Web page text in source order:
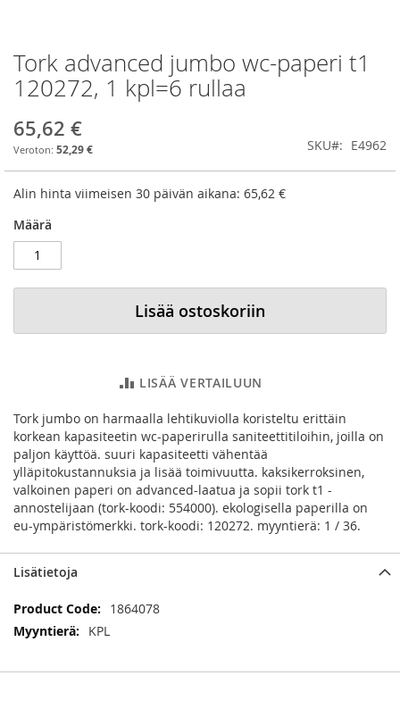
Skip
to
the
of
the
Tork advanced jumbo wc-paperi t1
120272, 1 kpl=6 rullaa
65,62 €
52,29 € SKU E4962
Alin hinta viimeisen 30 päivän aikana: 65,62 €
Määrä
Lisää ostoskoriin
LISÄÄ VERTAILUUN
Tork jumbo on harmaalla lehtikuviolla koristeltu erittäin
korkean kapasiteetin wc-paperirulla saniteettitiloihin, joilla on
paljon käyttöä. suuri kapasiteetti vähentää
ylläpitokustannuksia ja lisää toimivuutta. kaksikerroksinen,
valkoinen paperi on advanced-laatua ja sopii tork t1 -
annostelijaan (tork-koodi: 554000). ekologisella paperilla on
eu-ympäristömerkki. tork-koodi: 120272. myyntierä: 1 / 36.
Lisätietoja
Lisätietoja
1864078
KPL